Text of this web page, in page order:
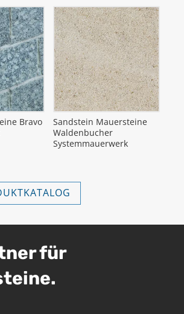
Bravo
Sandstein Mauersteine
Waldenbucher
Systemmauerwerk
für